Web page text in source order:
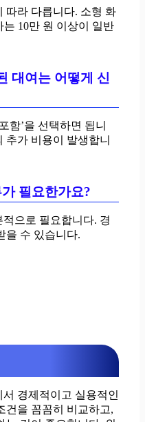
따라 다릅니다. 소형 화
10만 원 이상이 일반
대여는 어떻게 신
함’을 선택하면 됩니
추가 비용이 발생합니
필요한가요?
으로 필요합니다. 경
을 수 있습니다.
경제적이고 실용적인
건을 꼼꼼히 비교하고,